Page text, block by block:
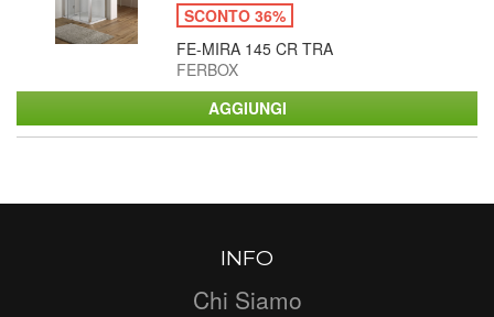
SCONTO 36%
FE-MIRA 145 CR TRA
FERBOX
INFO
Chi Siamo